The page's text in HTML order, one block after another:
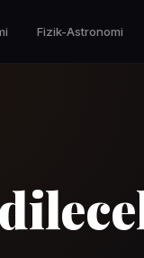
Fizik-Astronomi